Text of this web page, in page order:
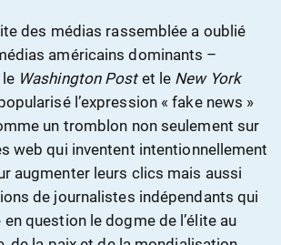
des médias rassemblée a oublié
américains dominants –
Washington Postet le New York
l’expression « fake news »
un tromblon non seulement sur
web qui inventent intentionnellement
augmenter leurs clics mais aussi
de journalistes indépendants qui
question le dogme de l’élite au